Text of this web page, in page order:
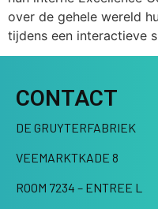
over de gehele wereld
tijdens een interactieve
CONTACT
DE GRUYTERFABRIEK
VEEMARKTKADE 8
ROOM 7234 – ENTREE L